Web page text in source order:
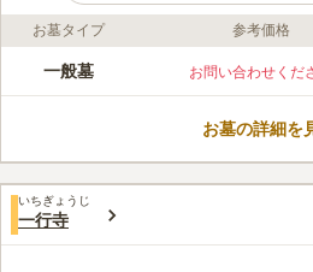
ライフドット編集部のコメント
宗三寺は、神奈川県川崎市にある
は手入れが行き届いており、い
口コミ評価
この霊園はまだ誰からも評価されていません
お墓タイプ 参考価格
一般墓 お問い合わせくだ
お墓の詳細を
いちぎょうじ
一行寺